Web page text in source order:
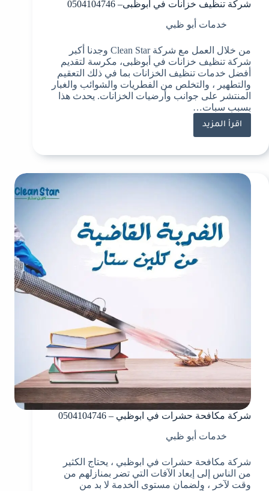
شركة تنظيف خزانات في أبوظبى– 0504104746
خدمات أبو ظبي
من خلال العمل مع شركة Clean Star وجدنا أكبر
شركة تنظيف خزانات في أبوظبى، مكرسة لتقديم
أفضل خدمات تنظيف الخزانات بما في ذلك التعقيم
والتطهير ، والتخلص من الفطريات والشوائب والغبار
المنتشر على جوانب وأرضيات الخزانات. يحدث هذا
بسبب سبات…
اقرأ المزيد
شركة مكافحة حشرات في ابوظبي – 0504104746
خدمات أبو ظبي
شركة مكافحة حشرات في ابوظبي ، يحتاج الكثير
من الناس إلى إبعاد الآفات التي تضر بمنازلهم من
وقت لآخر ، ولضمان مستوى الخدمة لا بد من